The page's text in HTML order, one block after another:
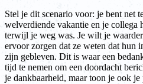
Stel je dit scenario voor: je bent net
welverdiende vakantie en je collega
terwijl je weg was. Je wilt je
ervoor zorgen dat ze weten dat hun
zijn gebleven. Dit is waar een
tijd te nemen om een doordacht
je dankbaarheid, maar toon je ook